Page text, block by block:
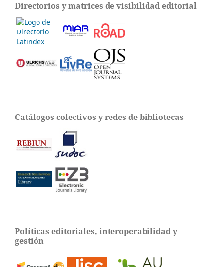
Directorios y matrices de visibilidad editorial
Catálogos colectivos y redes de bibliotecas
Políticas editoriales, interoperabilidad y
gestión